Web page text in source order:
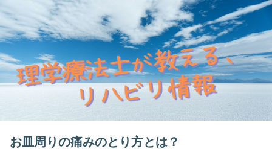
お皿周りの痛みのとり方とは？